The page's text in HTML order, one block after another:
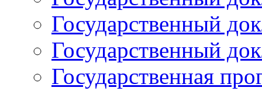
Государственный
Государственный
Государственная